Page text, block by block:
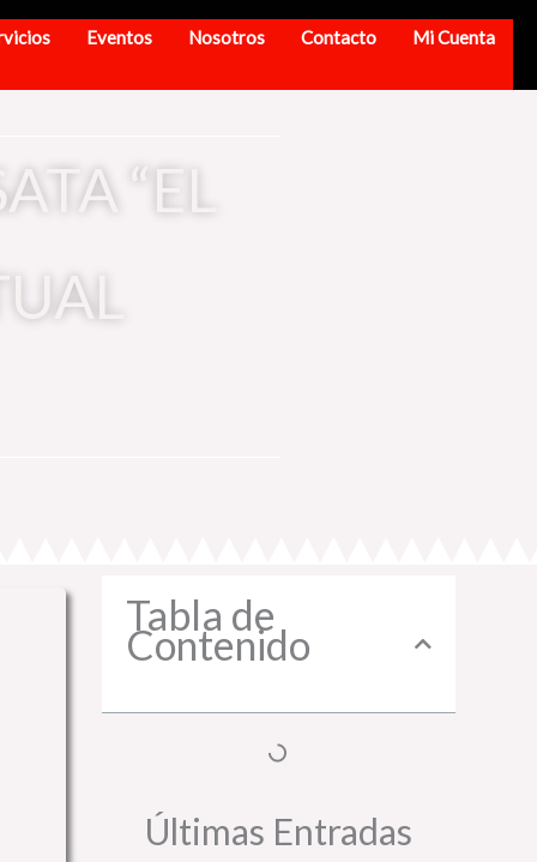
Eventos Nosotros Contacto Mi Cuenta
“EL
Tabla de
Contenido
Últimas Entradas